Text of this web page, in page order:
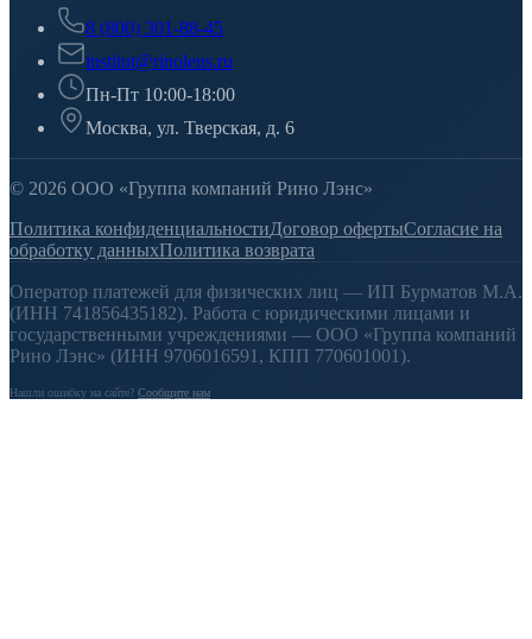
8 (800) 301-88-45
institut@rinolens.ru
Пн-Пт 10:00-18:00
Москва, ул. Тверская, д. 6
© 2026 ООО «Группа компаний Рино Лэнс»
Политика конфиденциальностиДоговор офертыСогласие на
обработку данныхПолитика возврата
Оператор платежей для физических лиц — ИП Бурматов М.А.
(ИНН 741856435182). Работа с юридическими лицами и
государственными учреждениями — ООО «Группа компаний
Рино Лэнс» (ИНН 9706016591, КПП 770601001).
Нашли ошибку на сайте? Сообщите нам